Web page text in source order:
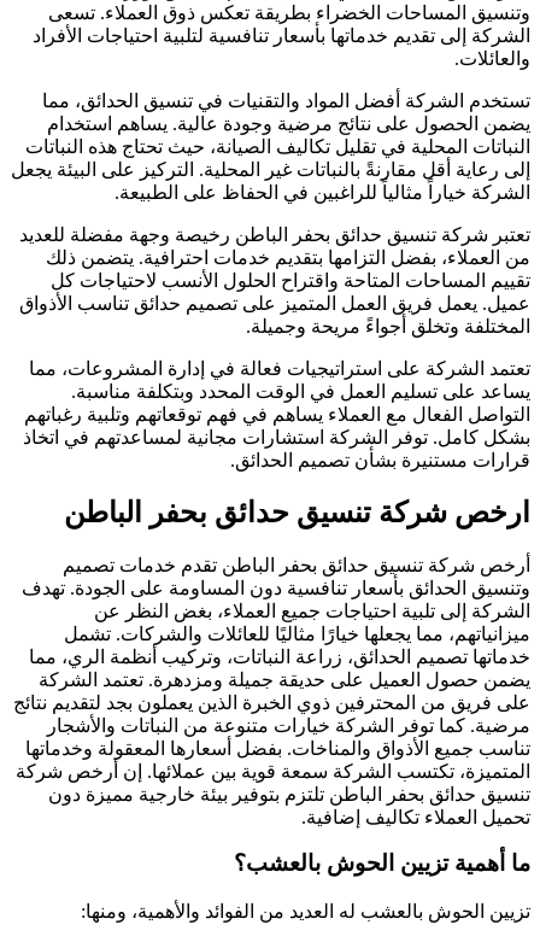
وتنسيق المساحات الخضراء بطريقة تعكس ذوق العملاء. تسعى
الشركة إلى تقديم خدماتها بأسعار تنافسية لتلبية احتياجات الأفراد
والعائلات.
تستخدم الشركة أفضل المواد والتقنيات في تنسيق الحدائق، مما
يضمن الحصول على نتائج مرضية وجودة عالية. يساهم استخدام
النباتات المحلية في تقليل تكاليف الصيانة، حيث تحتاج هذه النباتات
إلى رعاية أقل مقارنةً بالنباتات غير المحلية. التركيز على البيئة يجعل
الشركة خياراً مثالياً للراغبين في الحفاظ على الطبيعة.
تعتبر شركة تنسيق حدائق بحفر الباطن رخيصة وجهة مفضلة للعديد
من العملاء، بفضل التزامها بتقديم خدمات احترافية. يتضمن ذلك
تقييم المساحات المتاحة واقتراح الحلول الأنسب لاحتياجات كل
عميل. يعمل فريق العمل المتميز على تصميم حدائق تناسب الأذواق
المختلفة وتخلق أجواءً مريحة وجميلة.
تعتمد الشركة على استراتيجيات فعالة في إدارة المشروعات، مما
يساعد على تسليم العمل في الوقت المحدد وبتكلفة مناسبة.
التواصل الفعال مع العملاء يساهم في فهم توقعاتهم وتلبية رغباتهم
بشكل كامل. توفر الشركة استشارات مجانية لمساعدتهم في اتخاذ
قرارات مستنيرة بشأن تصميم الحدائق.
ارخص شركة تنسيق حدائق بحفر الباطن
أرخص شركة تنسيق حدائق بحفر الباطن تقدم خدمات تصميم
وتنسيق الحدائق بأسعار تنافسية دون المساومة على الجودة. تهدف
الشركة إلى تلبية احتياجات جميع العملاء، بغض النظر عن
ميزانياتهم، مما يجعلها خيارًا مثاليًا للعائلات والشركات. تشمل
خدماتها تصميم الحدائق، زراعة النباتات، وتركيب أنظمة الري، مما
يضمن حصول العميل على حديقة جميلة ومزدهرة. تعتمد الشركة
على فريق من المحترفين ذوي الخبرة الذين يعملون بجد لتقديم نتائج
مرضية. كما توفر الشركة خيارات متنوعة من النباتات والأشجار
تناسب جميع الأذواق والمناخات. بفضل أسعارها المعقولة وخدماتها
المتميزة، تكتسب الشركة سمعة قوية بين عملائها. إن أرخص شركة
تنسيق حدائق بحفر الباطن تلتزم بتوفير بيئة خارجية مميزة دون
تحميل العملاء تكاليف إضافية.
ما أهمية تزيين الحوش بالعشب؟
تزيين الحوش بالعشب له العديد من الفوائد والأهمية، ومنها: